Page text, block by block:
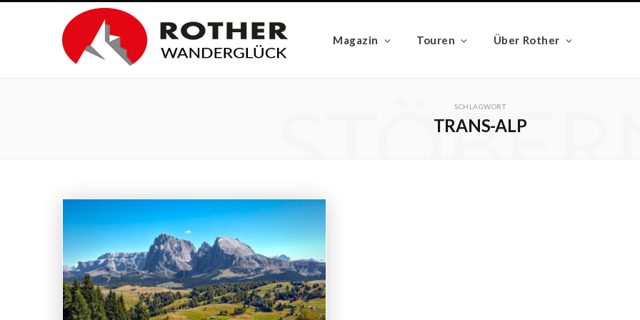
Magazin Touren Über Rother
SCHLAGWORT
TRANS-ALP
STÖBERN